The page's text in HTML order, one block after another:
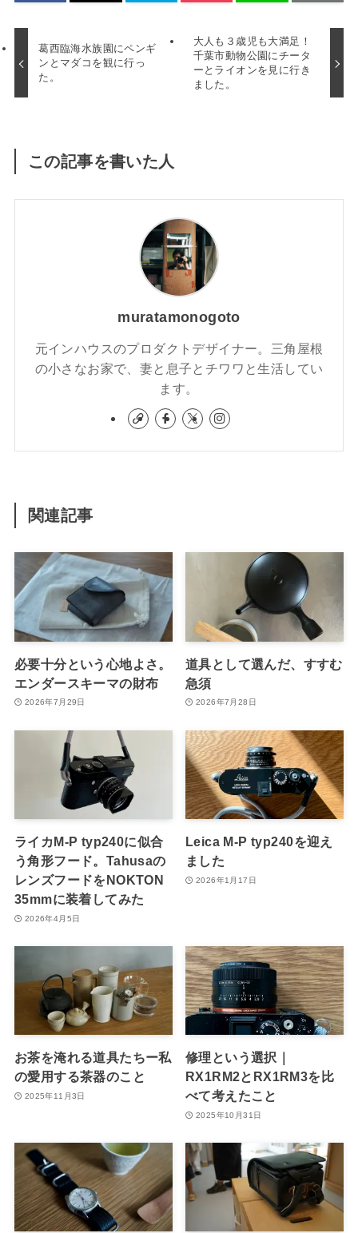
葛西臨海水族園にペンギ
ンとマダコを観に行っ
た。
大人も３歳児も大満足！
千葉市動物公園にチータ
ーとライオンを見に行き
ました。
この記事を書いた人
muratamonogoto
元インハウスのプロダクトデザイナー。三角屋根
の小さなお家で、妻と息子とチワワと生活してい
ます。
関連記事
必要十分という心地よさ。
エンダースキーマの財布
2026年7月29日
道具として選んだ、すすむ
急須
2026年7月28日
ライカM-P typ240に似合
う角形フード。Tahusaの
レンズフードをNOKTON
35mmに装着してみた
2026年4月5日
Leica M-P typ240を迎え
ました
2026年1月17日
お茶を淹れる道具たちー私
の愛用する茶器のこと
2025年11月3日
修理という選択｜
RX1RM2とRX1RM3を比
べて考えたこと
2025年10月31日